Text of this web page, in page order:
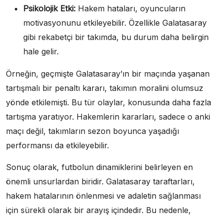
Psikolojik Etki: Hakem hataları, oyuncuların
motivasyonunu etkileyebilir. Özellikle Galatasaray
gibi rekabetçi bir takımda, bu durum daha belirgin
hale gelir.
Örneğin, geçmişte Galatasaray’ın bir maçında yaşanan
tartışmalı bir penaltı kararı, takımın moralini olumsuz
yönde etkilemişti. Bu tür olaylar, konusunda daha fazla
tartışma yaratıyor. Hakemlerin kararları, sadece o anki
maçı değil, takımların sezon boyunca yaşadığı
performansı da etkileyebilir.
Sonuç olarak, futbolun dinamiklerini belirleyen en
önemli unsurlardan biridir. Galatasaray taraftarları,
hakem hatalarının önlenmesi ve adaletin sağlanması
için sürekli olarak bir arayış içindedir. Bu nedenle,